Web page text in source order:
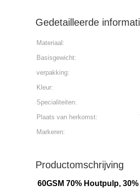
Gedetailleerde
Materiaal:
Basisgewicht:
verpakking:
Kleur:
Specialiteiten:
Plaats van herkomst:
Markeren:
Productomschrijving
60GSM 70% Houtpulp,